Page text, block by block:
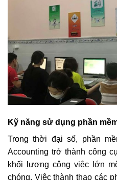
Kỹ năng sử dụng phần
Trong thời đại số, phần
Accounting trở thành công
khối lượng công việc lớn
chóng. Việc thành thạo các